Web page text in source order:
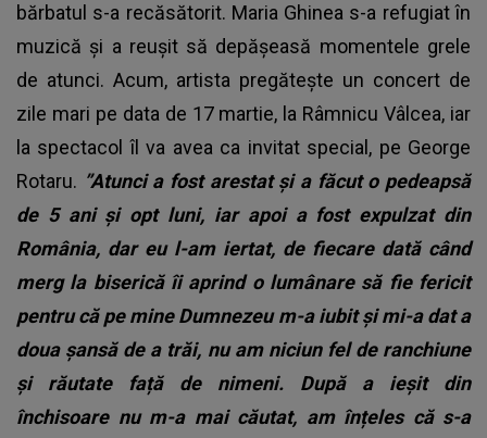
bărbatul s-a recăsătorit. Maria Ghinea s-a refugiat în
muzică și a reușit să depășeasă momentele grele
de atunci. Acum, artista pregătește un concert de
zile mari pe data de 17 martie, la Râmnicu Vâlcea, iar
la spectacol îl va avea ca invitat special, pe George
Rotaru. ”Atunci a fost arestat și a făcut o pedeapsă
de 5 ani și opt luni, iar apoi a fost expulzat din
România, dar eu l-am iertat, de fiecare dată când
merg la biserică îi aprind o lumânare să fie fericit
pentru că pe mine Dumnezeu m-a iubit și mi-a dat a
doua șansă de a trăi, nu am niciun fel de ranchiune
și răutate față de nimeni. După a ieșit din
închisoare nu m-a mai căutat, am înțeles că s-a